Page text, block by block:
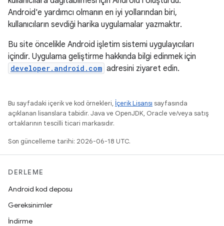
Android'e yardımcı olmanın en iyi yollarından biri,
kullanıcıların sevdiği harika uygulamalar yazmaktır.
Bu site öncelikle Android işletim sistemi uygulayıcıları
içindir. Uygulama geliştirme hakkında bilgi edinmek için
developer.android.com adresini ziyaret edin.
Bu sayfadaki içerik ve kod örnekleri, İçerik Lisansı sayfasında
açıklanan lisanslara tabidir. Java ve OpenJDK, Oracle ve/veya satış
ortaklarının tescilli ticari markasıdır.
Son güncelleme tarihi: 2026-06-18 UTC.
DERLEME
Android kod deposu
Gereksinimler
İndirme